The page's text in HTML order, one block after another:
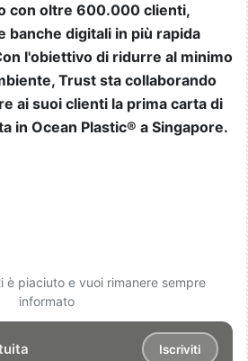
con oltre 600.000 clienti,
banche digitali in più rapida
l'obiettivo di ridurre al minimo
Trust sta collaborando
ai suoi clienti la prima carta di
in Ocean Plastic® a Singapore.
è piaciuto e vuoi rimanere sempre
informato
Iscriviti